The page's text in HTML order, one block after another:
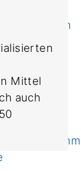
Programm
Mittel
auch